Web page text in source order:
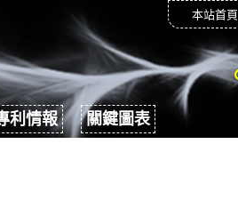
本站首頁
利情報 關鍵圖表